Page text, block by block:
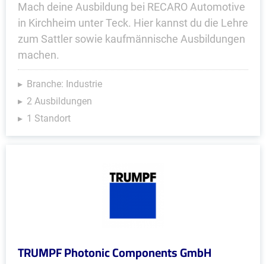
Mach deine Ausbildung bei RECARO Automotive
in Kirchheim unter Teck. Hier kannst du die Lehre
zum Sattler sowie kaufmännische Ausbildungen
machen.
Branche: Industrie
2 Ausbildungen
1 Standort
TRUMPF Photonic Components GmbH